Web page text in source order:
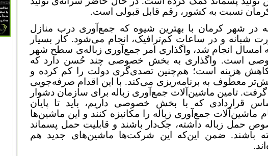
کرمان نسبت به کشور، رقم قابل قبولی است.
در شهر کرمان با بهترین شیوه که جمع‌آوری درب منازل
شبانه و در ساعات کم‌ترافیک، انجام می‌شود. کار بسیار
امسال انجام شد، واگذاری امر جمع‌آوری زباله‌ی سطح شهر
است. واگذاری به بخش خصوصی چند حُسن دارد که
هزینه‌ است؛ هم‌چنین تصدی‌گری دولت را کم کرده و
معطوف به برنامه‌ریزی می‌کند. با این اقدام صرفه‌جویی
تامین ماشین‌آلات جمع‌آوری زباله برای سازمان دشوار
قراردادی که با بخش خصوصی داریم، باید تا پایان
ماشین‌آلات جمع‌آوری زباله را مکانیزه کنند و این ماشین‌ها
حمل زباله داشته، جک‌دار باشند و قابلیت حمل پسماند
باشند. ضمن این‌که این شرکت‌ها ماشین‌های جدید هم